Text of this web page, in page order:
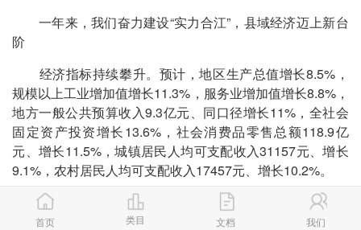
一年来，我们奋力建设“实力合江”，县域经济迈上新台
阶
经济指标持续攀升。预计，地区生产总值增长8.5%，
规模以上工业增加值增长11.3%，服务业增加值增长8.8%，
地方一般公共预算收入9.3亿元、同口径增长11%，全社会
固定资产投资增长13.6%，社会消费品零售总额118.9亿
元、增长11.5%，城镇居民人均可支配收入31157元、增长
9.1%，农村居民人均可支配收入17457元、增长10.2%。
第一产业特色彰显。持续做优荔枝、真龙柚、金钗石斛
三大特色产业，实现综合产值28.5亿元。合江荔枝再次荣膺
首页 类目 文档 我们